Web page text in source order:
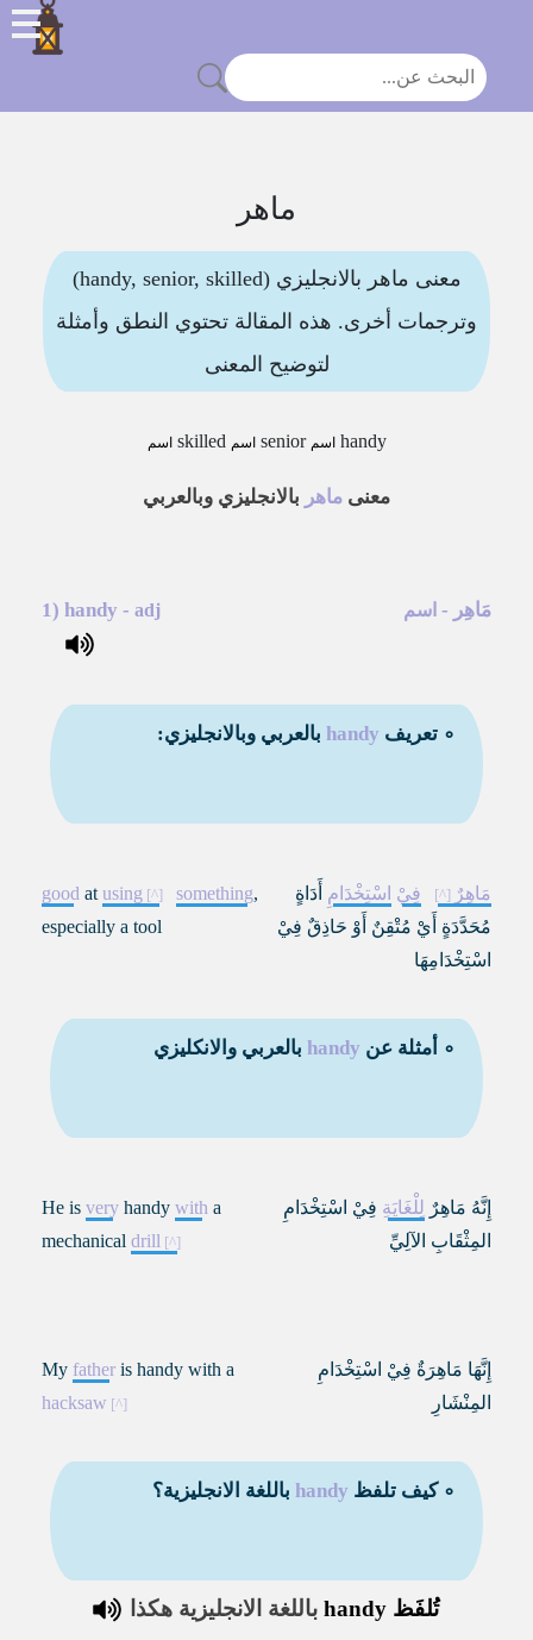
ماهر
معنى ماهر بالانجليزي (handy, senior, skilled)
وترجمات أخرى. هذه المقالة تحتوي النطق وأمثلة
لتوضيح المعنى
handy اسم senior اسم skilled اسم
معنى ماهر بالانجليزي وبالعربي
مَاهِر - اسم 1) handy - adj
∘ تعريف handy بالعربي وبالانجليزي:
مَاهِرٌ فِيْ اسْتِخْدَامِ أَدَاةٍ
مُحَدَّدَةٍ أَيْ مُتْقِنٌ أَوْ حَاذِقٌ فِيْ
اسْتِخْدَامِهَا
good at using something,
especially a tool
∘ أمثلة عن handy بالعربي والانكليزي
إِنَّهُ مَاهِرٌ لِلْغَايَةِ فِيْ اسْتِخْدَامِ
المِثْقَابِ الآلِيِّ
He is very handy with a
mechanical drill
إِنَّهَا مَاهِرَةٌ فِيْ اسْتِخْدَامِ
المِنْشَارِ
My father is handy with a
hacksaw
∘ كيف تلفظ handy باللغة الانجليزية؟
تُلفَظhandy باللغة الانجليزية هكذا